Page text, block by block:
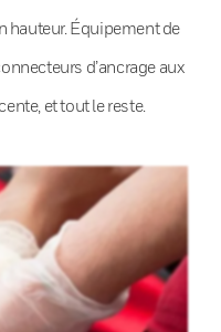
hauteur. Équipement de
d’ancrage aux
et tout le reste.